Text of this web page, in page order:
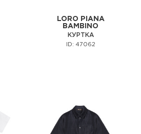
LORO PIANA
BAMBINO
КУРТКА
ID: 47062